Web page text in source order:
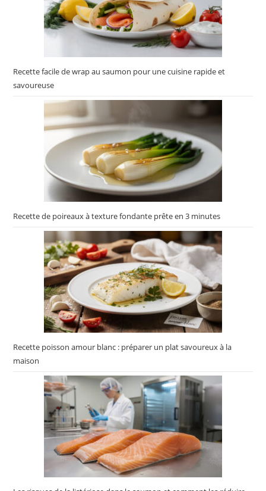
Recette facile de wrap au saumon pour une cuisine rapide et
savoureuse
Recette de poireaux à texture fondante prête en 3 minutes
Recette poisson amour blanc : préparer un plat savoureux à la
maison